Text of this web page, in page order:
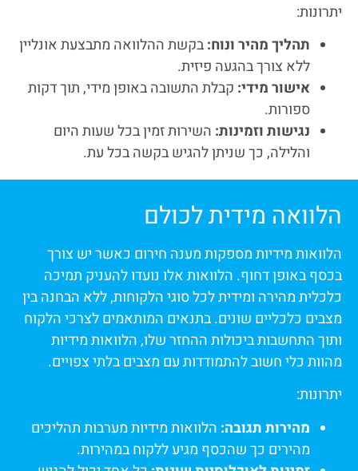
יתרונות:
תהליך מהיר ונוח:בקשת ההלוואה מתבצעת אונליין
ללא צורך בהגעה פיזית.
אישור מידי: קבלת התשובה באופן מידי, תוך דקות
ספורות.
נגישות וזמינות: השירות זמין בכל שעות היום
והלילה, כך שניתן להגיש בקשה בכל עת.
הלוואה מידית לכולם
הלוואות מידיות מספקות מענה חירום כאשר יש צורך
בכסף באופן דחוף. הלוואות אלו נועדו להעניק תמיכה
כלכלית מהירה ומידית לכל סוגי הלקוחות, ללא הבחנה בין
מצבים כלכליים שונים. בתנאים המותאמים לצרכי הלקוח
ותוך התחשבות ביכולות ההחזר שלו, הלוואות מידיות
מהוות כלי חשוב להתמודדות עם מצבים בלתי צפויים.
יתרונות:
מהירות תגובה: הלוואות מידיות מערבות תהליכים
מהירים כך שהכסף מגיע ללקוח במהירות.